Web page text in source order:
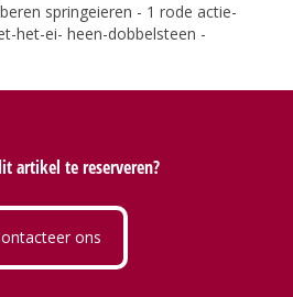
springeieren - 1 rode actie-
het-ei- heen-dobbelsteen -
artikel te reserveren?
ons